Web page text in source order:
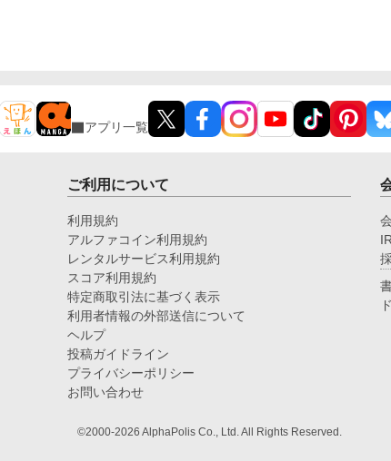
アプリ一覧
ご利用について
利用規約
アルファコイン利用規約
レンタルサービス利用規約
スコア利用規約
特定商取引法に基づく表示
利用者情報の外部送信について
ヘルプ
投稿ガイドライン
プライバシーポリシー
お問い合わせ
©2000-2026 AlphaPolis Co., Ltd. All Rights Reserved.